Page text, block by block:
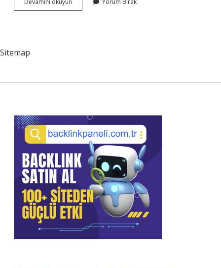
Devamını okuyun
Hangi
Yorum Bırak
Sitemap
Sidebar